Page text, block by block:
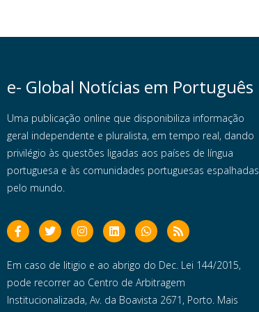
e- Global Notícias em Português
Uma publicação online que disponibiliza informação
geral independente e pluralista, em tempo real, dando
privilégio às questões ligadas aos países de língua
portuguesa e às comunidades portuguesas espalhadas
pelo mundo.
Em caso de litigio e ao abrigo do Dec. Lei 144/2015,
pode recorrer ao Centro de Arbitragem
Institucionalizada, Av. da Boavista 2671, Porto. Mais